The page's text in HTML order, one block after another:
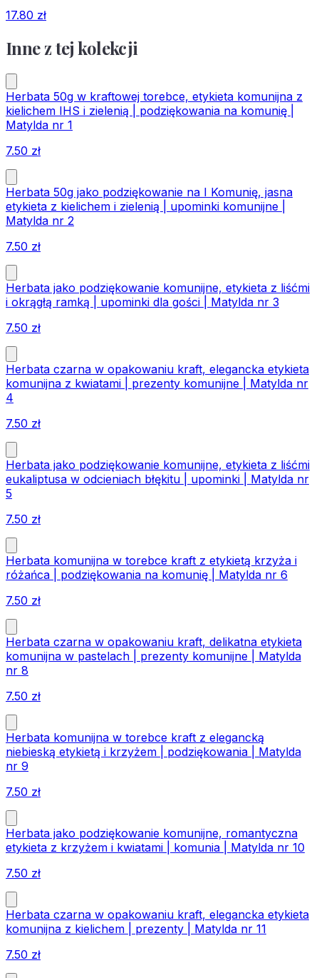
17.80 zł
Inne z tej kolekcji
Herbata 50g w kraftowej torebce, etykieta komunijna z
kielichem IHS i zielenią | podziękowania na komunię |
Matylda nr 1
7.50 zł
Herbata 50g jako podziękowanie na I Komunię, jasna
etykieta z kielichem i zielenią | upominki komunijne |
Matylda nr 2
7.50 zł
Herbata jako podziękowanie komunijne, etykieta z liśćmi
i okrągłą ramką | upominki dla gości | Matylda nr 3
7.50 zł
Herbata czarna w opakowaniu kraft, elegancka etykieta
komunijna z kwiatami | prezenty komunijne | Matylda nr
4
7.50 zł
Herbata jako podziękowanie komunijne, etykieta z liśćmi
eukaliptusa w odcieniach błękitu | upominki | Matylda nr
5
7.50 zł
Herbata komunijna w torebce kraft z etykietą krzyża i
różańca | podziękowania na komunię | Matylda nr 6
7.50 zł
Herbata czarna w opakowaniu kraft, delikatna etykieta
komunijna w pastelach | prezenty komunijne | Matylda
nr 8
7.50 zł
Herbata komunijna w torebce kraft z elegancką
niebieską etykietą i krzyżem | podziękowania | Matylda
nr 9
7.50 zł
Herbata jako podziękowanie komunijne, romantyczna
etykieta z krzyżem i kwiatami | komunia | Matylda nr 10
7.50 zł
Herbata czarna w opakowaniu kraft, elegancka etykieta
komunijna z kielichem | prezenty | Matylda nr 11
7.50 zł